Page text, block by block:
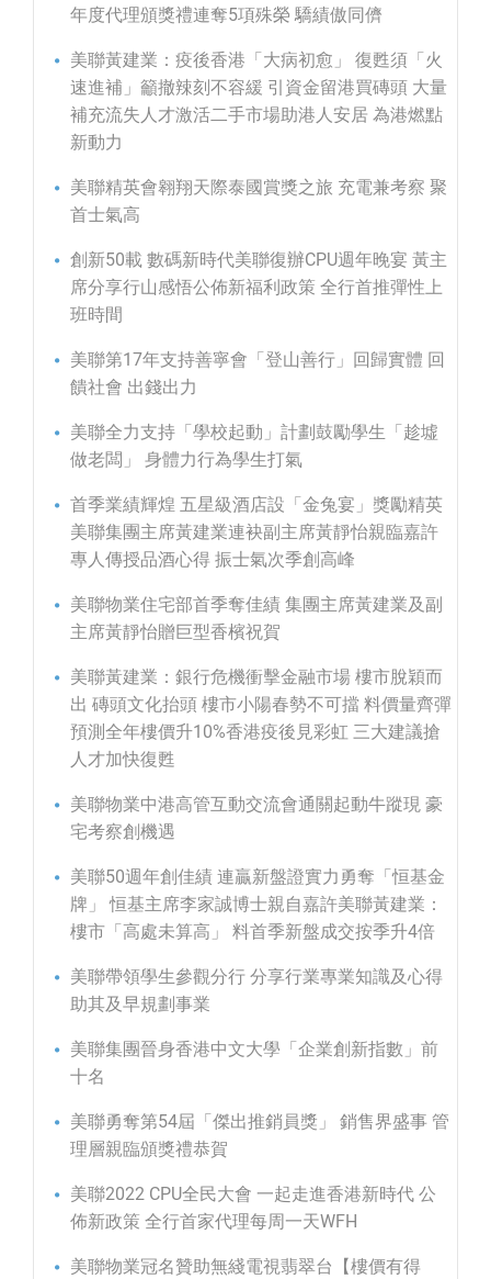
年度代理頒獎禮連奪5項殊榮 驕績傲同儕
美聯黃建業：疫後香港「大病初愈」 復甦須「火
速進補」籲撤辣刻不容緩 引資金留港買磚頭 大量
補充流失人才激活二手市場助港人安居 為港燃點
新動力
美聯精英會翱翔天際泰國賞獎之旅 充電兼考察 聚
首士氣高
創新50載 數碼新時代美聯復辦CPU週年晚宴 黃主
席分享行山感悟公佈新福利政策 全行首推彈性上
班時間
美聯第17年支持善寧會「登山善行」回歸實體 回
饋社會 出錢出力
美聯全力支持「學校起動」計劃鼓勵學生「趁墟
做老闆」 身體力行為學生打氣
首季業績輝煌 五星級酒店設「金兔宴」獎勵精英
美聯集團主席黃建業連袂副主席黃靜怡親臨嘉許
專人傳授品酒心得 振士氣次季創高峰
美聯物業住宅部首季奪佳績 集團主席黃建業及副
主席黃靜怡贈巨型香檳祝賀
美聯黃建業：銀行危機衝擊金融市場 樓市脫穎而
出 磚頭文化抬頭 樓市小陽春勢不可擋 料價量齊彈
預測全年樓價升10%香港疫後見彩虹 三大建議搶
人才加快復甦
美聯物業中港高管互動交流會通關起動牛蹤現 豪
宅考察創機遇
美聯50週年創佳績 連贏新盤證實力勇奪「恒基金
牌」 恒基主席李家誠博士親自嘉許美聯黃建業：
樓市「高處未算高」 料首季新盤成交按季升4倍
美聯帶領學生參觀分行 分享行業專業知識及心得
助其及早規劃事業
美聯集團晉身香港中文大學「企業創新指數」前
十名
美聯勇奪第54屆「傑出推銷員獎」 銷售界盛事 管
理層親臨頒獎禮恭賀
美聯2022 CPU全民大會 一起走進香港新時代 公
佈新政策 全行首家代理每周一天WFH
美聯物業冠名贊助無綫電視翡翠台【樓價有得